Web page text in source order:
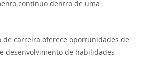
contínuo dentro de uma
de carreira oferece oportunidades de
desenvolvimento de habilidades